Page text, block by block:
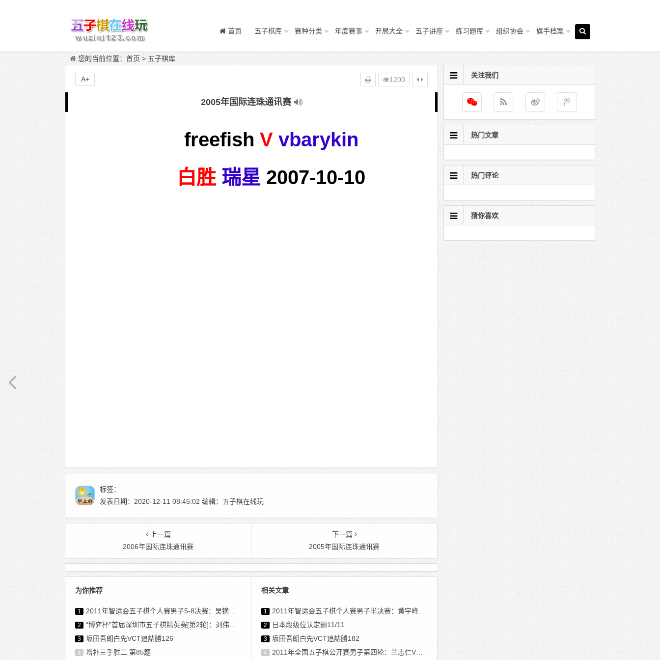
首页 五子棋库 赛种分类 年度赛事 开局大全 五子讲座 练习题库 组织协会 旗手档案
您的当前位置： 首页 > 五子棋库
2005年国际连珠通讯赛
freefish V vbarykin
白胜 瑞星 2007-10-10
1200
A+
标签：
发表日期：2020-12-11 08:45:02 编辑：五子棋在线玩
上一篇
2006年国际连珠通讯赛
下一篇
2005年国际连珠通讯赛
为你推荐
1 2011年智运会五子棋个人赛男子5-8决赛：吴镝VS龚胜
2 “博弈杯”首届深圳市五子棋精英赛[第2轮]：刘伟VS洪士光
3 坂田吾朗白先VCT追詰勝126
4 增补三手胜二 第85题
相关文章
1 2011年智运会五子棋个人赛男子半决赛：黄宇峰VS谢增忠
2 日本段级位认定题11/11
3 坂田吾朗白先VCT追詰勝182
4 2011年全国五子棋公开赛男子第四轮：兰志仁VS朱建锋
关注我们
热门文章
热门评论
猜你喜欢